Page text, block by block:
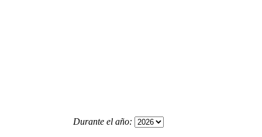
Durante el año: